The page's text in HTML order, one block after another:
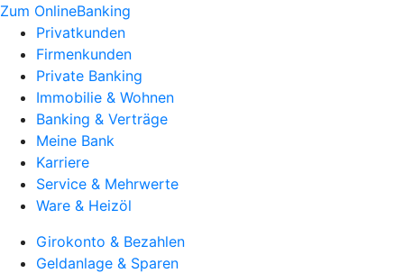
Zum OnlineBanking
Privatkunden
Firmenkunden
Private Banking
Immobilie & Wohnen
Banking & Verträge
Meine Bank
Karriere
Service & Mehrwerte
Ware & Heizöl
Girokonto & Bezahlen
Geldanlage & Sparen